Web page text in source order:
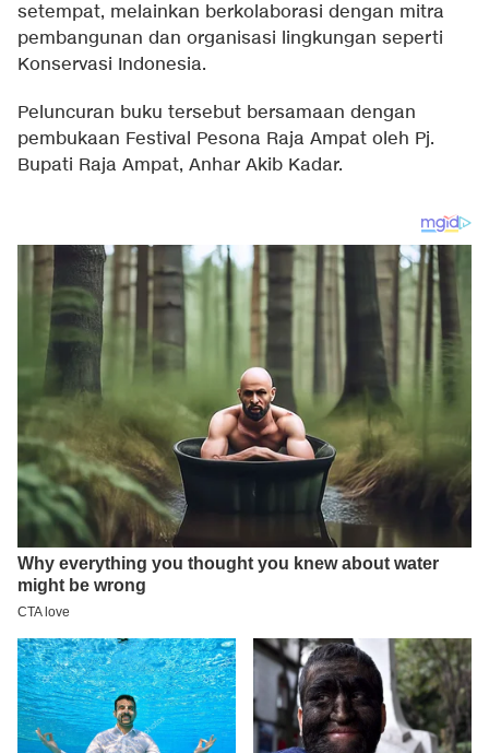
setempat, melainkan berkolaborasi dengan mitra
pembangunan dan organisasi lingkungan seperti
Konservasi Indonesia.
Peluncuran buku tersebut bersamaan dengan
pembukaan Festival Pesona Raja Ampat oleh Pj.
Bupati Raja Ampat, Anhar Akib Kadar.